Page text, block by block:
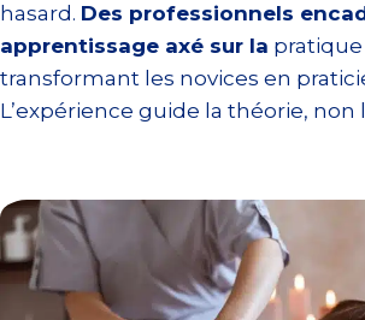
hasard. Des professionnels
apprentissage axé sur la pratique
transformant les novices en
L’expérience guide la théorie, non